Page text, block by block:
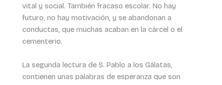
vital y social. También fracaso escolar. No hay
futuro, no hay motivación, y se abandonan a
conductas, que muchas acaban en la cárcel o el
cementerio.
La segunda lectura de S. Pablo a los Gálatas,
contienen unas palabras de esperanza que son